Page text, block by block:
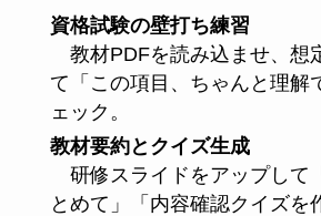
資格試験の壁打ち練習
教材PDFを読み込ませ、想
て「この項目、ちゃんと理解
ェック。
教材要約とクイズ生成
研修スライドをアップして
とめて」「内容確認クイズを